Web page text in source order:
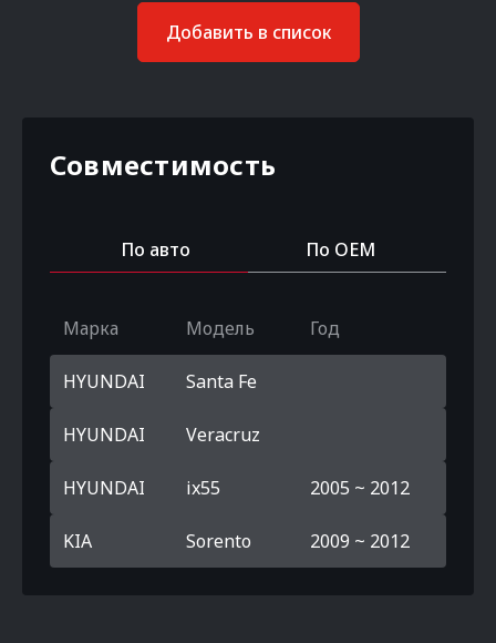
Добавить в список
Совместимость
По авто По OEM
Марка Модель Год
HYUNDAI Santa Fe
HYUNDAI Veracruz
HYUNDAI ix55 2005 ~ 2012
KIA Sorento 2009 ~ 2012